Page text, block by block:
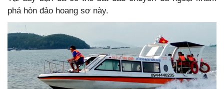
phá hòn đảo hoang sơ này.